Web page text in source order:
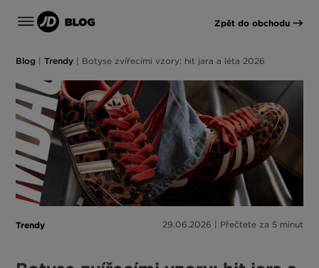
Zpět do obchodu
Blog | Trendy | Botyse zvířecími vzory: hit jara a léta 2026
Trendy 29.06.2026 | Přečtete za 5 minut